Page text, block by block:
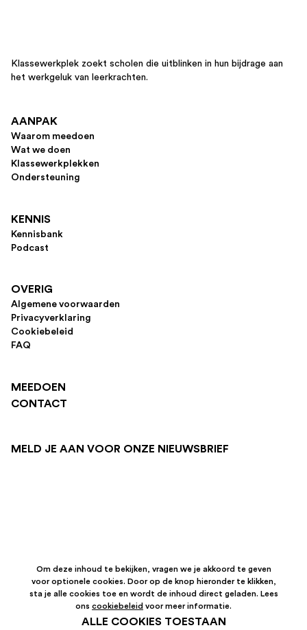
Klassewerkplek zoekt scholen die uitblinken in hun bijdrage aan
het werkgeluk van leerkrachten.
AANPAK
Waarom meedoen
Wat we doen
Klassewerkplekken
Ondersteuning
KENNIS
Kennisbank
Podcast
OVERIG
Algemene voorwaarden
Privacyverklaring
Cookiebeleid
FAQ
MEEDOEN
CONTACT
MELD JE AAN VOOR ONZE NIEUWSBRIEF
Om deze inhoud te bekijken, vragen we je akkoord te geven
voor optionele cookies. Door op de knop hieronder te klikken,
sta je alle cookies toe en wordt de inhoud direct geladen. Lees
ons cookiebeleid voor meer informatie.
ALLE COOKIES TOESTAAN